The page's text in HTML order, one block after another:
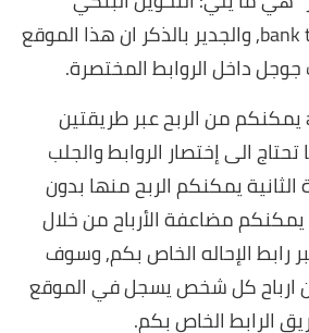
والجدير بالذكر ان هذا الموقع
جوجل داخل الروابط المختصرة.
إن موقع adfloz يمكنكم من الربح عبر طريقتين
الى إختصار الروابط والجلب
الثانية يمكنكم الربح منها بدون
مضاعفة الأرباح من خلال
رابط الإحاله الخاص بكم, وسوف
نسبة 5% من ارباح كل شخص يسجل في الموقع
الرابط الخاص بكم.